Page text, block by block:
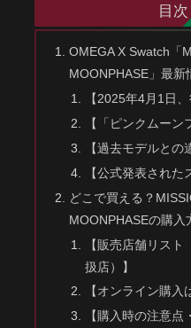
目次
OMEGA X Swatch「
MOONPHASE」最新
【2025年4月1日
【「ピンクムーン
【過去モデルとの
【公式発表された
どこで買える？
MOONPHASEの購入
【販売店舗リス
扱店）】
【オンライン購入
【購入時の注意点